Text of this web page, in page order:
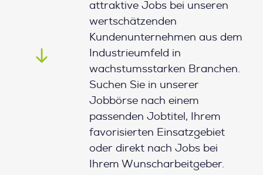
attraktive Jobs bei unseren
wertschätzenden
Kundenunternehmen aus dem
Industrieumfeld in
wachstumsstarken Branchen.
Suchen Sie in unserer
Jobbörse nach einem
passenden Jobtitel, Ihrem
favorisierten Einsatzgebiet
oder direkt nach Jobs bei
Ihrem Wunscharbeitgeber.